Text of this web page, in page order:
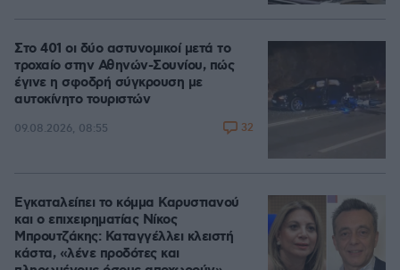
Στο 401 οι δύο αστυνομικοί μετά το
τροχαίο στην Αθηνών-Σουνίου, πώς
έγινε η σφοδρή σύγκρουση με
αυτοκίνητο τουριστών
09.08.2026, 08:55 32
Εγκαταλείπει το κόμμα Καρυστιανού
και ο επιχειρηματίας Νίκος
Μπρουτζάκης: Καταγγέλλει κλειστή
κάστα, «λένε προδότες και